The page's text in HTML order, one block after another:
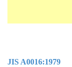
JIS A0016:1979